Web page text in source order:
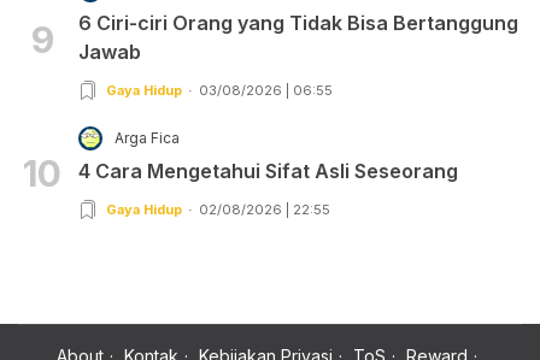
9
6 Ciri-ciri Orang yang Tidak Bisa Bertanggung
Jawab
Gaya Hidup 03/08/2026 | 06:55
10
Arga Fica
4 Cara Mengetahui Sifat Asli Seseorang
Gaya Hidup 02/08/2026 | 22:55
About Kontak Kebijakan Privasi ToS Reward